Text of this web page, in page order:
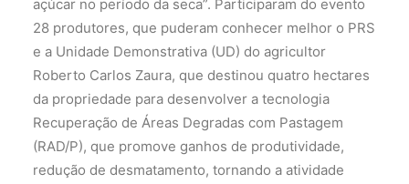
açúcar no período da seca”. Participaram do evento
28 produtores, que puderam conhecer melhor o PRS
e a Unidade Demonstrativa (UD) do agricultor
Roberto Carlos Zaura, que destinou quatro hectares
da propriedade para desenvolver a tecnologia
Recuperação de Áreas Degradas com Pastagem
(RAD/P), que promove ganhos de produtividade,
redução de desmatamento, tornando a atividade